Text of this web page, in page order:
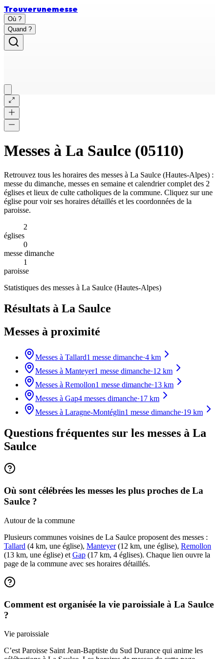
Trouverunemesse
Où ?
Quand ?
Messes à La Saulce (05110)
Retrouvez tous les horaires des messes à La Saulce (Hautes-Alpes) :
messe du dimanche, messes en semaine et calendrier complet des 2
églises et lieux de culte catholiques de la commune. Cliquez sur une
église pour voir ses horaires détaillés et les coordonnées de la
paroisse.
2
églises
0
messe dimanche
1
paroisse
Statistiques des messes à La Saulce (Hautes-Alpes)
Résultats à La Saulce
Messes à proximité
Messes à Tallard1 messe dimanche·4 km
Messes à Manteyer1 messe dimanche·12 km
Messes à Remollon1 messe dimanche·13 km
Messes à Gap4 messes dimanche·17 km
Messes à Laragne-Montéglin1 messe dimanche·19 km
Questions fréquentes sur les messes à La
Saulce
Où sont célébrées les messes les plus proches de La
Saulce ?
Autour de la commune
Plusieurs communes voisines de La Saulce proposent des messes :
Tallard (4 km, une église), Manteyer(12 km, une église), Remollon
(13 km, une église) et Gap (17 km, 4 églises). Chaque lien ouvre la
page de la commune avec ses horaires détaillés.
Comment est organisée la vie paroissiale à La Saulce
?
Vie paroissiale
C’est Paroisse Saint Jean-Baptiste du Sud Durance qui anime les